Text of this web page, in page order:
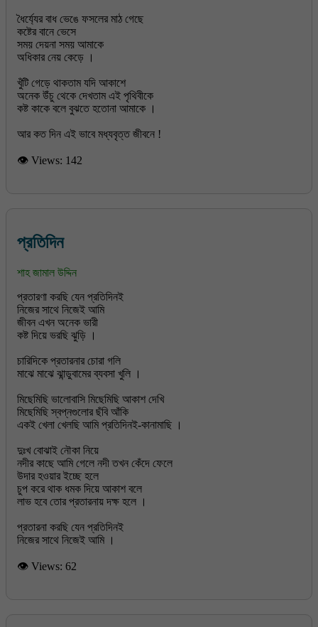
ধৈর্য্যের বাধ ভেঙে ফসলের মাঠ গেছে
কষ্টের বানে ভেসে
সময় দেয়না সময় আমাকে
অধিকার নেয় কেড়ে ।
খুঁটি গেড়ে থাকতাম যদি আকাশে
অনেক উঁচু থেকে দেখতাম এই পৃথিবীকে
কষ্ট কাকে বলে বুঝতে হতোনা আমাকে ।
👁 Views: 142
প্রতিদিন
শাহ জামাল উদ্দিন
প্রতারণা করছি যেন প্রতিদিনই
নিজের সাথে নিজেই আমি
জীবন এখন অনেক ভারী
কষ্ট দিয়ে ভরছি ঝুড়ি ।
চারিদিকে প্রতারনার চোরা গলি
মাঝে মাঝে ঝান্ডুবামের ব্যবসা খুলি ।
মিছেমিছি ভালোবাসি মিছেমিছি আকাশ দেখি
মিছেমিছি স্বপ্নগুলোর ছঁবি আঁকি
একই খেলা খেলছি আমি প্রতিদিনই-কানামাছি ।
দুঃখ বোঝাই নৌকা নিয়ে
নদীর কাছে আমি গেলে নদী তখন কেঁদে ফেলে
উদার হওয়ার ইচ্ছে হলে
চুপ করে থাক ধমক দিয়ে আকাশ বলে
লাভ হবে তোর প্রতারনায় দক্ষ হলে ।
প্রতারনা করছি যেন প্রতিদিনই
👁 Views: 62